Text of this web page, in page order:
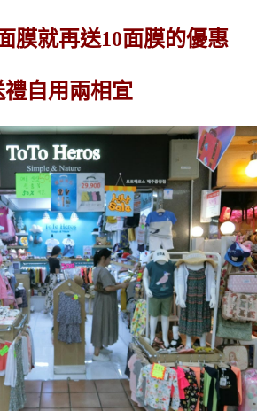
膜就再送10面膜的優惠
禮自用兩相宜